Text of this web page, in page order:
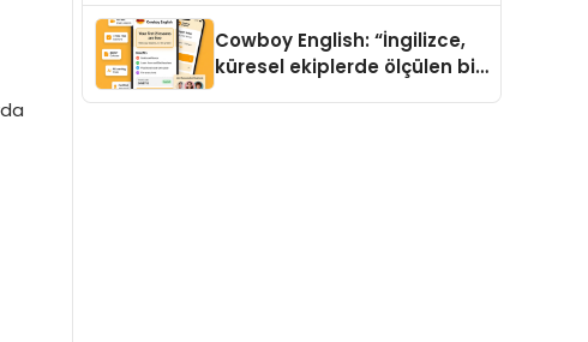
Cowboy English: “İngilizce,
küresel ekiplerde ölçülen bir